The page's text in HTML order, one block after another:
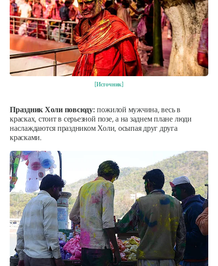
[Источник]
Праздник Холи повсюду:пожилой мужчина, весь в
красках, стоит в серьезной позе, а на заднем плане люди
наслаждаются праздником Холи, осыпая друг друга
красками.